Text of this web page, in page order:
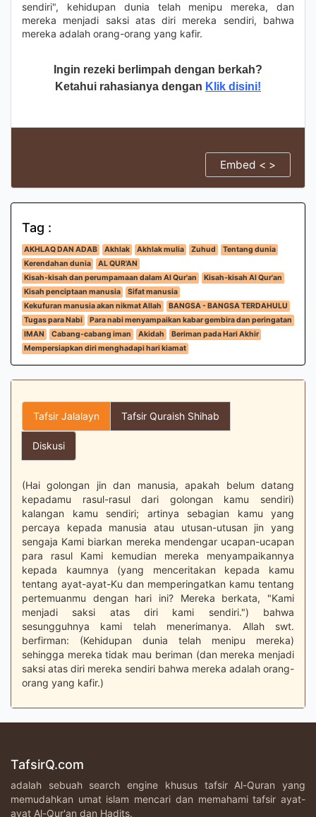
sendiri", kehidupan dunia telah menipu mereka, dan
mereka menjadi saksi atas diri mereka sendiri, bahwa
mereka adalah orang-orang yang kafir.
Ingin rezeki berlimpah dengan berkah?
Ketahui rahasianya dengan Klik disini!
Embed < >
Tag :
AKHLAQ DAN ADAB Akhlak Akhlak mulia Zuhud
Tentang dunia
Kerendahan dunia
AL QUR'AN
Kisah-kisah dan perumpamaan dalam Al Qur'an
Kisah-kisah Al Qur'an
Kisah penciptaan manusia
Sifat manusia
Kekufuran manusia akan nikmat Allah
BANGSA - BANGSA TERDAHULU
Tugas para Nabi
Para nabi menyampaikan kabar gembira dan peringatan
IMAN
Cabang-cabang iman Akidah
Beriman pada Hari Akhir
Mempersiapkan diri menghadapi hari kiamat
Tafsir Jalalayn Tafsir Quraish Shihab
Diskusi
(Hai golongan jin dan manusia, apakah belum datang
kepadamu rasul-rasul dari golongan kamu sendiri)
kalangan kamu sendiri; artinya sebagian kamu yang
percaya kepada manusia atau utusan-utusan jin yang
sengaja Kami biarkan mereka mendengar ucapan-ucapan
para rasul Kami kemudian mereka menyampaikannya
kepada kaumnya (yang menceritakan kepada kamu
tentang ayat-ayat-Ku dan memperingatkan kamu tentang
pertemuanmu dengan hari ini? Mereka berkata, "Kami
menjadi saksi atas diri kami sendiri.") bahwa
sesungguhnya kami telah menerimanya. Allah swt.
berfirman: (Kehidupan dunia telah menipu mereka)
sehingga mereka tidak mau beriman (dan mereka menjadi
saksi atas diri mereka sendiri bahwa mereka adalah orang-
orang yang kafir.)
TafsirQ.com
adalah sebuah search engine khusus tafsir Al-Quran yang
memudahkan umat islam mencari dan memahami tafsir ayat-
ayat Al-Qur'an dan Hadits.